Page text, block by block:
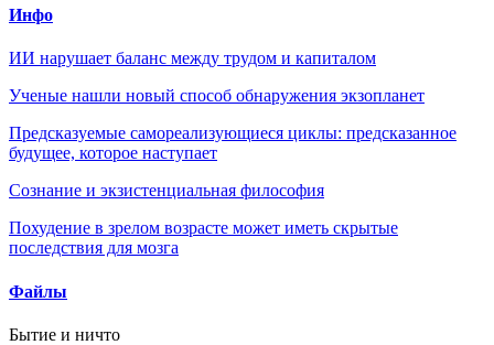
Инфо
ИИ нарушает баланс между трудом и капиталом
Ученые нашли новый способ обнаружения экзопланет
Предсказуемые самореализующиеся циклы: предсказанное
будущее, которое наступает
Сознание и экзистенциальная философия
Похудение в зрелом возрасте может иметь скрытые
последствия для мозга
Файлы
Бытие и ничто